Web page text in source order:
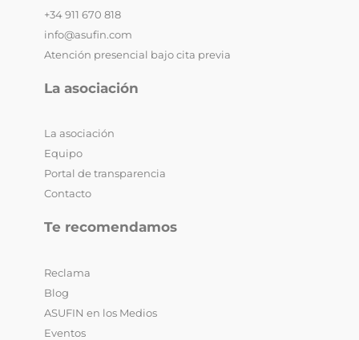
+34 911 670 818
info@asufin.com
Atención presencial bajo cita previa
La asociación
La asociación
Equipo
Portal de transparencia
Contacto
Te recomendamos
Reclama
Blog
ASUFIN en los Medios
Eventos